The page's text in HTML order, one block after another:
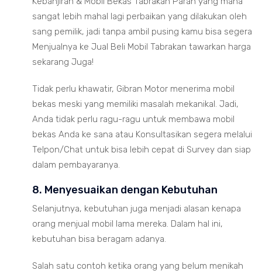
sangat lebih mahal lagi perbaikan yang dilakukan oleh
sang pemilik, jadi tanpa ambil pusing kamu bisa segera
Menjualnya ke Jual Beli Mobil Tabrakan tawarkan harga
sekarang Juga!
Tidak perlu khawatir, Gibran Motor menerima mobil
bekas meski yang memiliki masalah mekanikal. Jadi,
Anda tidak perlu ragu-ragu untuk membawa mobil
bekas Anda ke sana atau Konsultasikan segera melalui
Telpon/Chat untuk bisa lebih cepat di Survey dan siap
dalam pembayaranya.
8. Menyesuaikan dengan Kebutuhan
Selanjutnya, kebutuhan juga menjadi alasan kenapa
orang menjual mobil lama mereka. Dalam hal ini,
kebutuhan bisa beragam adanya.
Salah satu contoh ketika orang yang belum menikah